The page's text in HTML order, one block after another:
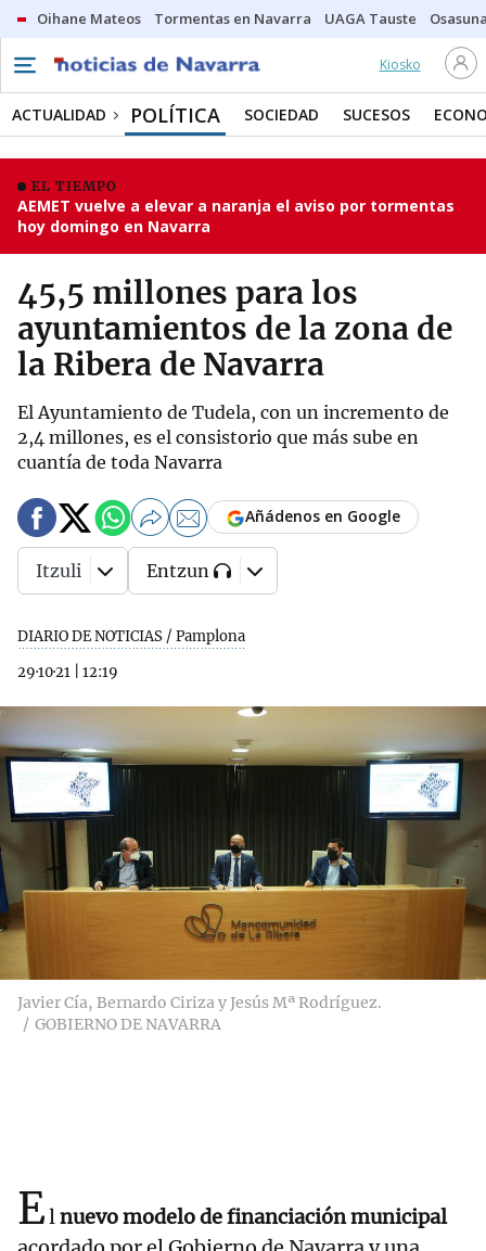
Oihane Mateos Tormentas en Navarra UAGA Tauste
Kiosko
ACTUALIDAD POLÍTICA SOCIEDAD SUCESOS
EL TIEMPO
AEMET vuelve a elevar a naranja el aviso por tormentas
hoy domingo en Navarra
45,5 millones para los
ayuntamientos de la zona de
la Ribera de Navarra
El Ayuntamiento de Tudela, con un incremento de
2,4 millones, es el consistorio que más sube en
cuantía de toda Navarra
DIARIO DE NOTICIAS / Pamplona
29·10·21
12:19
Añádenos en Google
Itzuli Entzun
Javier Cía, Bernardo Ciriza y Jesús Mª Rodríguez.
GOBIERNO DE NAVARRA
Elnuevo modelo de financiación municipal